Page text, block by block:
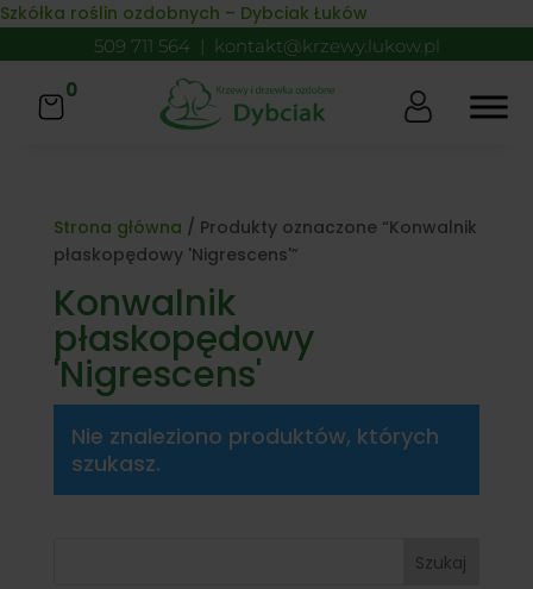
Skip to content
Szkółka roślin ozdobnych – Dybciak Łuków
509 711 564 | kontakt@krzewy.lukow.pl
0
Strona główna / Produkty oznaczone “Konwalnik
płaskopędowy 'Nigrescens'”
Konwalnik
płaskopędowy
'Nigrescens'
Nie znaleziono produktów, których
szukasz.
Szukaj